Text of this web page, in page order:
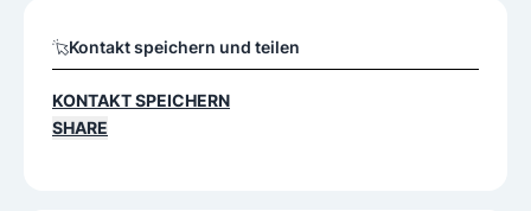
Kontakt speichern und teilen
KONTAKT SPEICHERN
SHARE